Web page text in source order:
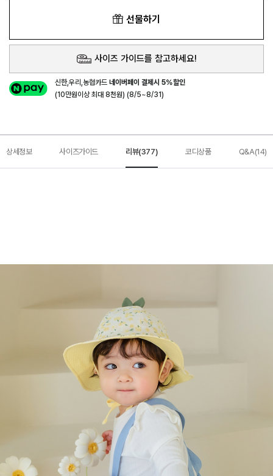
선물하기
사이즈 가이드를 참고하세요!
신한,우리,농협카드네이버페이 결제시 5%할인
(10만원이상 최대 8천원) (8/5~8/31)
상세정보 사이즈가이드 리뷰(377) 코디상품 Q&A(14)